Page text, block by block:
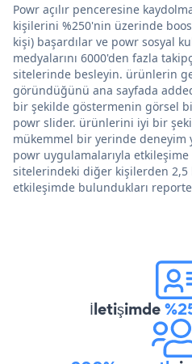
Powr açılır penceresine
kişilerini %250'nin üzerinde
kişi) başardılar ve powr sosyal
medyalarını 6000'den fazla
sitelerinde besleyin. ürünlerin
göründüğünü ana sayfada
bir şekilde göstermenin görsel
powr slider. ürünlerini iyi bir
mükemmel bir yerinde deneyim
powr uygulamalarıyla
sitelerindeki diğer kişilerden 2,5
etkileşimde bulundukları
İletişimde